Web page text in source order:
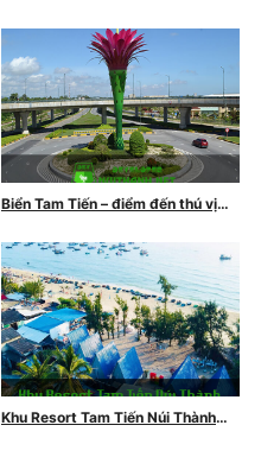
Biển Tam Tiến – điểm đến thú vị
Khu Resort Tam Tiến Núi Thành